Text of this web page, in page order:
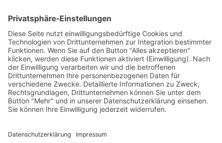
der Bedrohung durch die Atombombe, hat bis heute,
in Zeiten vermehrter Kriege, weltweiter Machtspiele
und der Entwicklung immer neuer Kriegs- und KI-
Technologien, nicht an Aktualität verloren.